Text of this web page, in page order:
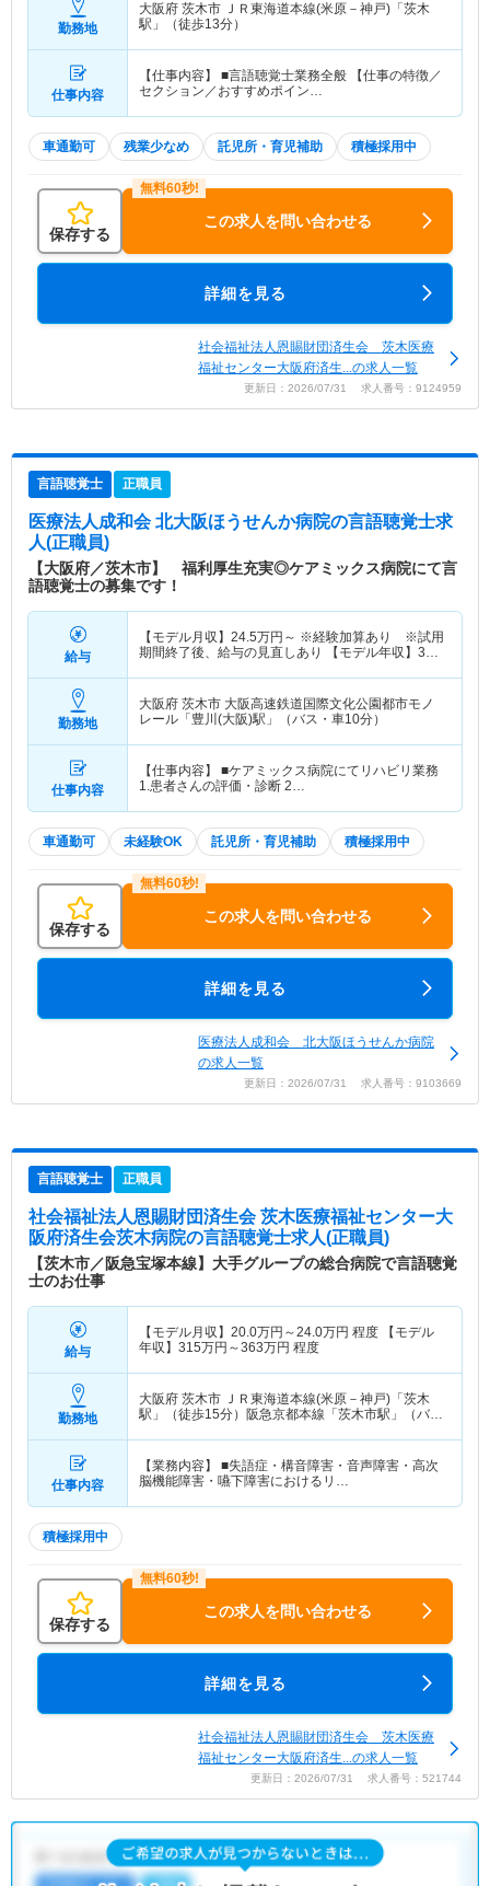
勤務地
大阪府 茨木市 ＪＲ東海道本線(米原－神戸)「茨木
駅」（徒歩13分）
仕事内容
【仕事内容】 ■言語聴覚士業務全般 【仕事の特徴／
セクション／おすすめポイン…
車通勤可 残業少なめ 託児所・育児補助 積極採用中
保存する
この求人を問い合わせる
詳細を見る
社会福祉法人恩賜財団済生会 茨木医療
福祉センター大阪府済生...の求人一覧
更新日：2026/07/31 求人番号：9124959
言語聴覚士 正職員
医療法人成和会 北大阪ほうせんか病院の言語聴覚士求
人(正職員)
【大阪府／茨木市】 福利厚生充実◎ケアミックス病院にて言
語聴覚士の募集です！
給与
【モデル月収】 24.5万円～ ※経験加算あり ※試用
期間終了後、給与の見直しあり 【モデル年収】 360
勤務地
大阪府 茨木市 大阪高速鉄道国際文化公園都市モノ
レール「豊川(大阪)駅」（バス・車10分）
仕事内容
【仕事内容】 ■ケアミックス病院にてリハビリ業務
1.患者さんの評価・診断 2…
車通勤可 未経験OK 託児所・育児補助 積極採用中
保存する
この求人を問い合わせる
詳細を見る
医療法人成和会 北大阪ほうせんか病院
の求人一覧
更新日：2026/07/31 求人番号：9103669
言語聴覚士 正職員
社会福祉法人恩賜財団済生会 茨木医療福祉センター大
阪府済生会茨木病院の言語聴覚士求人(正職員)
【茨木市／阪急宝塚本線】大手グループの総合病院で言語聴覚
士のお仕事
給与
【モデル月収】 20.0万円～24.0万円 程度 【モデル
年収】 315万円～363万円 程度
勤務地
大阪府 茨木市 ＪＲ東海道本線(米原－神戸)「茨木
駅」（徒歩15分）阪急京都本線「茨木市駅」（バ
仕事内容
【業務内容】 ■失語症・構音障害・音声障害・高次
脳機能障害・嚥下障害におけるリ…
積極採用中
保存する
この求人を問い合わせる
詳細を見る
社会福祉法人恩賜財団済生会 茨木医療
福祉センター大阪府済生...の求人一覧
更新日：2026/07/31 求人番号：521744